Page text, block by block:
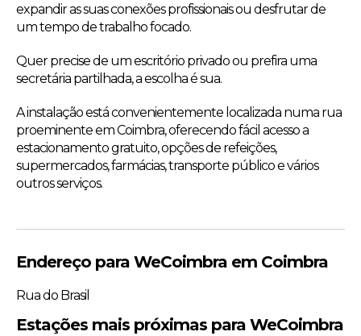
expandir as suas conexões profissionais ou desfrutar de
um tempo de trabalho focado.
Quer precise de um escritório privado ou prefira uma
secretária partilhada, a escolha é sua.
A instalação está convenientemente localizada numa rua
proeminente em Coimbra, oferecendo fácil acesso a
estacionamento gratuito, opções de refeições,
supermercados, farmácias, transporte público e vários
outros serviços.
Endereço para WeCoimbra em Coimbra
Rua do Brasil
Estações mais próximas para WeCoimbra